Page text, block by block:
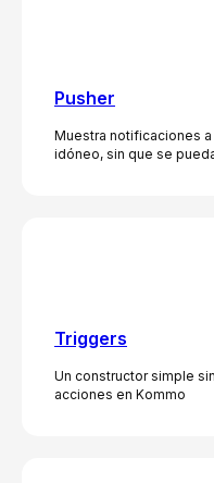
Pusher
Muestra notificaciones
idóneo, sin que se
Triggers
Un constructor simple
acciones en Kommo